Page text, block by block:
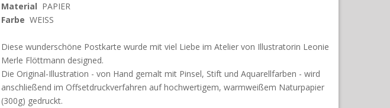
Material PAPIER
Farbe WEISS
Diese wunderschöne Postkarte wurde mit viel Liebe im Atelier von Illustratorin Leonie
Merle Flöttmann designed.
Die Original-Illustration - von Hand gemalt mit Pinsel, Stift und Aquarellfarben - wird
anschließend im Offsetdruckverfahren auf hochwertigem, warmweißem Naturpapier
(300g) gedruckt.